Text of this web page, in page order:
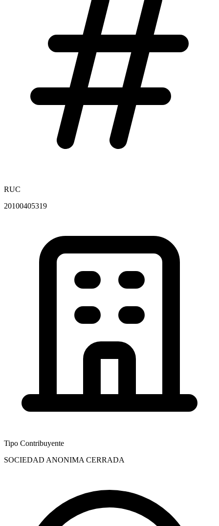
RUC
20100405319
Tipo Contribuyente
SOCIEDAD ANONIMA CERRADA